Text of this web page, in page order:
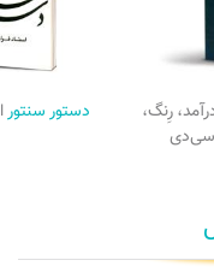
رِنگ،
سی‌دی
دستور سنتور